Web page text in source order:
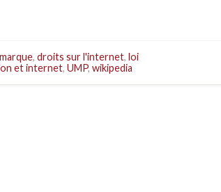
, droits sur l'internet, loi
et internet, UMP, wikipedia